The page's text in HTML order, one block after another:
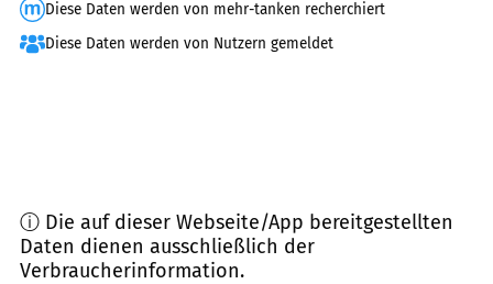
Diese Daten werden von mehr-tanken recherchiert
Diese Daten werden von Nutzern gemeldet
ⓘ Die auf dieser Webseite/App bereitgestellten
Daten dienen ausschließlich der
Verbraucherinformation.